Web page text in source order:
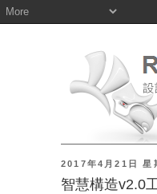
2017年4月21日 星
智慧構造v2.0